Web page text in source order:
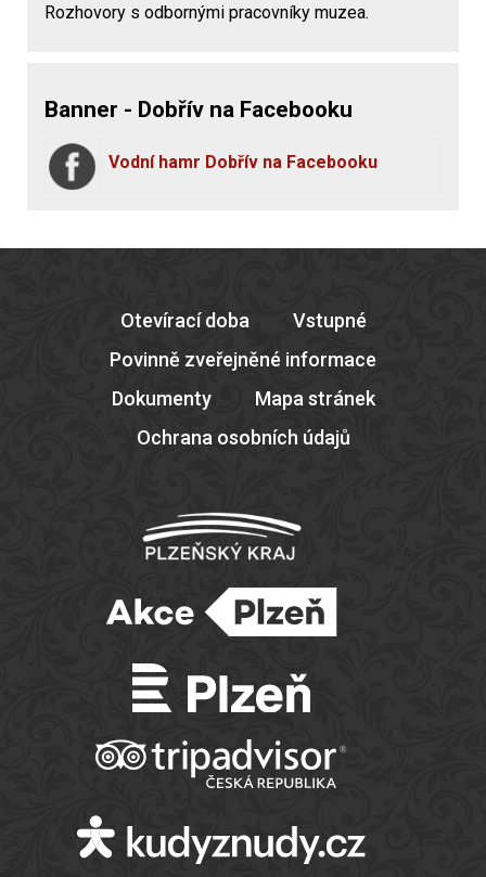
Rozhovory s odbornými pracovníky muzea.
Banner - Dobřív na Facebooku
Vodní hamr Dobřív na Facebooku
Otevírací doba
Vstupné
Povinně zveřejněné informace
Dokumenty
Mapa stránek
Ochrana osobních údajů